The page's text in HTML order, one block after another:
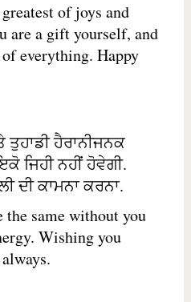
of joys and
are a gift yourself, and
everything. Happy
ਤੁਹਾਡੀ ਹੈਰਾਨੀਜਨਕ
ਜਿਹੀ ਨਹੀਂ ਹੋਵੇਗੀ.
ਦੀ ਕਾਮਨਾ ਕਰਨਾ.
same without you
Wishing you